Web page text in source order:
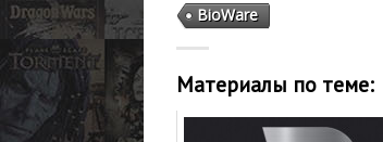
BioWare
Материалы по теме: